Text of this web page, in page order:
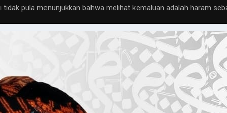
pula menunjukkan bahwa melihat kemaluan adalah haram